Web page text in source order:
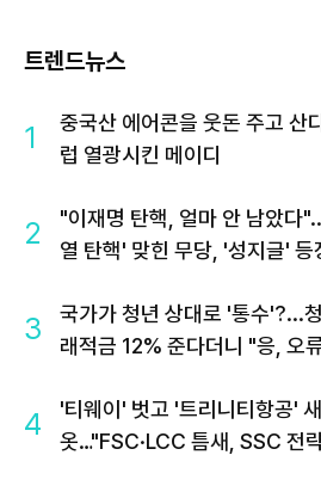
트렌드뉴스
1
중국산 에어콘을 웃돈 주고 산
럽 열광시킨 메이디
2
"이재명 탄핵, 얼마 안 남았다
열 탄핵' 맞힌 무당, '성지글' 등
3
국가가 청년 상대로 '통수'?...청
래적금 12% 준다더니 "응, 오
4
'티웨이' 벗고 '트리니티항공' 새
옷…"FSC·LCC 틈새, SSC 전